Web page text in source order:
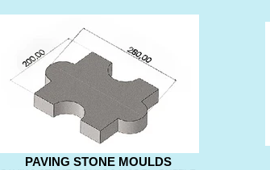
PAVING STONE MOULDS